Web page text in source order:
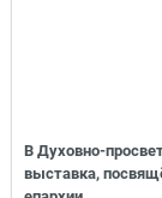
В Духовно-
выставка,